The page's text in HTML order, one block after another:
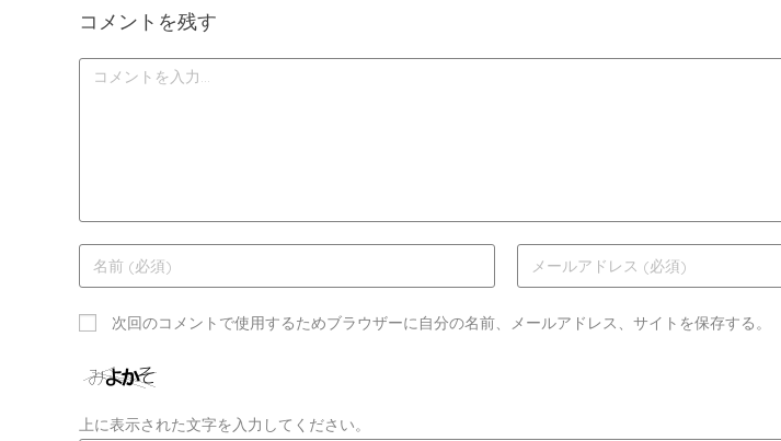
コメントを残す
次回のコメントで使用するためブラウザーに自分の名前、メールアドレス、サイトを保存する。
上に表示された文字を入力してください。